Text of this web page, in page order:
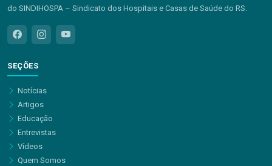
do SINDIHOSPA – Sindicato dos Hospitais e Casas de Saúde do RS.
SEÇÕES
Notícias
Artigos
Educação
Entrevistas
Vídeos
Quem Somos